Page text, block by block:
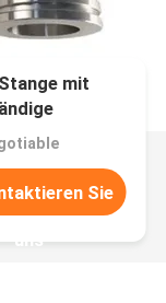
mit
Sie
uns